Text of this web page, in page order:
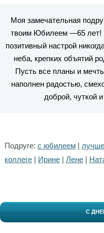
Моя замечательная
твоим Юбилеем —65 лет!
позитивный настрой
неба, крепких объятий
Пусть все планы и
наполнен радостью,
доброй, чуткой
Подруге: с юбилеем|
коллеге| Ирине| Лене|
С